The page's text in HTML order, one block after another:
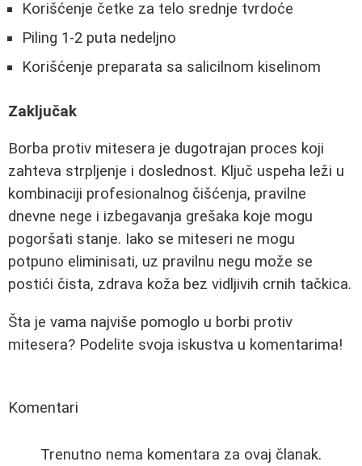
Korišćenje četke za telo srednje tvrdoće
Piling 1-2 puta nedeljno
Korišćenje preparata sa salicilnom kiselinom
Zaključak
Borba protiv mitesera je dugotrajan proces koji
zahteva strpljenje i doslednost. Ključ uspeha leži u
kombinaciji profesionalnog čišćenja, pravilne
dnevne nege i izbegavanja grešaka koje mogu
pogoršati stanje. Iako se miteseri ne mogu
potpuno eliminisati, uz pravilnu negu može se
postići čista, zdrava koža bez vidljivih crnih tačkica.
Šta je vama najviše pomoglo u borbi protiv
mitesera? Podelite svoja iskustva u komentarima!
Komentari
Trenutno nema komentara za ovaj članak.